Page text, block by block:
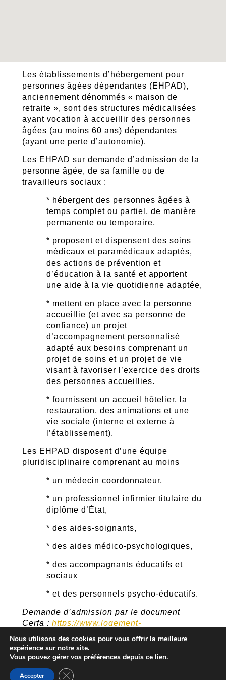
Les établissements d’hébergement pour
personnes âgées dépendantes (EHPAD),
anciennement dénommés « maison de
retraite », sont des structures médicalisées
ayant vocation à accueillir des personnes
âgées (au moins 60 ans) dépendantes
(ayant une perte d’autonomie).
Les EHPAD sur demande d’admission de la
personne âgée, de sa famille ou de
travailleurs sociaux :
* hébergent des personnes âgées à
temps complet ou partiel, de manière
permanente ou temporaire,
* proposent et dispensent des soins
médicaux et paramédicaux adaptés,
des actions de prévention et
d’éducation à la santé et apportent
une aide à la vie quotidienne adaptée,
* mettent en place avec la personne
accueillie (et avec sa personne de
confiance) un projet
d’accompagnement personnalisé
adapté aux besoins comprenant un
projet de soins et un projet de vie
visant à favoriser l’exercice des droits
des personnes accueillies.
* fournissent un accueil hôtelier, la
restauration, des animations et une
vie sociale (interne et externe à
l’établissement).
Les EHPAD disposent d’une équipe
pluridisciplinaire comprenant au moins
* un médecin coordonnateur,
* un professionnel infirmier titulaire du
diplôme d’État,
* des aides-soignants,
* des aides médico-psychologiques,
* des accompagnants éducatifs et
sociaux
* et des personnels psycho-éducatifs.
Demande d’admission par le document
Cerfa :https://www.logement-
seniors.com/uploads/medias/outils/documents/52-
formulaire-admission-ehpad-cerfa.pdf
http://www.fondation-luro.fr/maison-
Nous utilisons des cookies pour vous offrir la meilleure
expérience sur notre site.
Vous pouvez gérer vos préférences depuis ce lien.
Accepter Fermer la bannière des cookies GDPR